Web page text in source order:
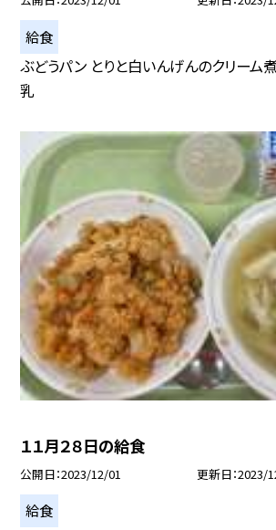
給食
ぶどうパン とりと白いんげんのクリーム
乳
１１月２８日の給食
公開日 2023/12/01 更新日 2023/
給食